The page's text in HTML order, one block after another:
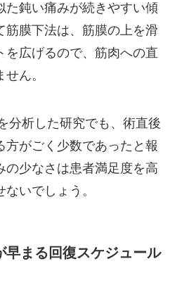
た鈍い痛みが続きやすい傾
筋膜下法は、筋膜の上を滑
を広げるので、筋肉への直
ん。
分析した研究でも、術直後
方がごく少数であったと報
の少なさは患者満足度を高
いでしょう。
早まる回復スケジュール